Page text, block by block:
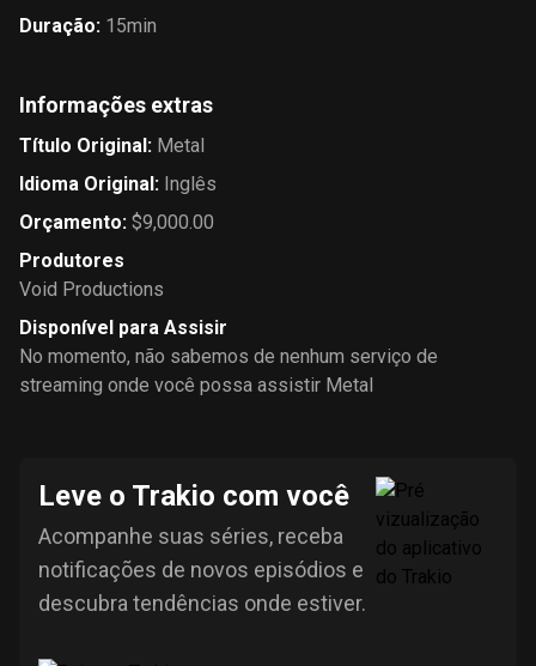
Duração: 15min
Informações extras
Título Original: Metal
Idioma Original: Inglês
Orçamento: $9,000.00
Produtores
Void Productions
Disponível para Assisir
No momento, não sabemos de nenhum serviço de
streaming onde você possa assistir Metal
Leve o Trakio com você
Acompanhe suas séries, receba
notificações de novos episódios e
descubra tendências onde estiver.